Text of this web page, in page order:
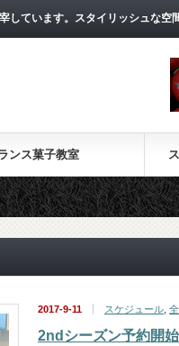
ています。スタイリッシュな
ンス菓子教室
2017-9-11 スケジュール
2ndシーズン予約開